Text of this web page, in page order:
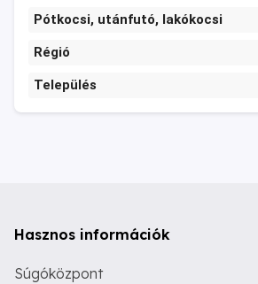
Pótkocsi, utánfutó, lakókocsi
Régió
Település
Hasznos információk
Súgóközpont